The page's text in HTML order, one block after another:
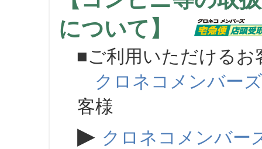
について】
■ご利用いただけるお
クロネコメンバーズ
客様
▶ クロネコメンバー